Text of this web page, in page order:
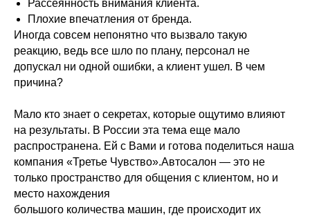
Рассеянность внимания клиента.
Плохие впечатления от бренда.
Иногда совсем непонятно что вызвало такую
реакцию, ведь все шло по плану, персонал не
допускал ни одной ошибки, а клиент ушел. В чем
причина?
Мало кто знает о секретах, которые ощутимо влияют
на результаты. В России эта тема еще мало
распространена. Ей с Вами и готова поделиться наша
компания «Третье Чувство».Автосалон — это не
только пространство для общения с клиентом, но и
место нахождения
большого количества машин, где происходит их